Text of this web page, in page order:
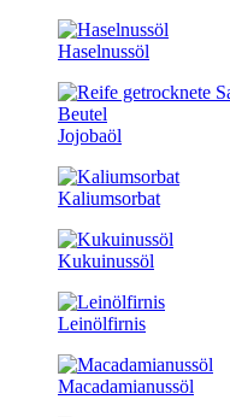
Haselnussöl
Jojobaöl
Kaliumsorbat
Kukuinussöl
Leinölfirnis
Macadamianussöl